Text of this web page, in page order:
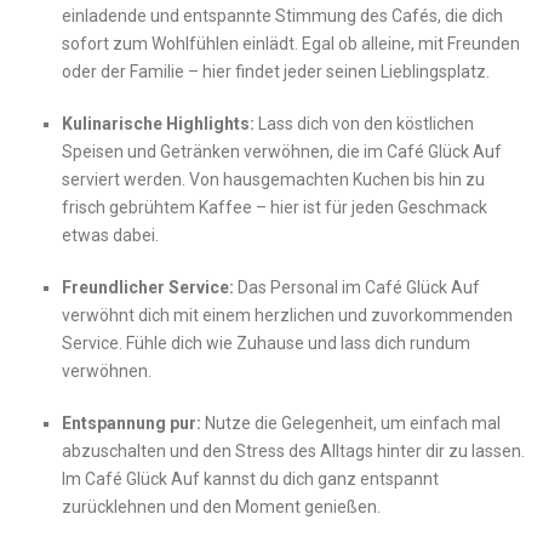
einladende und entspannte ‌Stimmung des Cafés, die dich
sofort zum Wohlfühlen ‍einlädt. Egal ‍ob alleine, mit Freunden
oder der Familie – hier findet jeder seinen Lieblingsplatz.
Kulinarische Highlights: Lass dich von den köstlichen
Speisen‌ und Getränken verwöhnen, die⁣ im Café Glück Auf
serviert werden. Von hausgemachten Kuchen bis hin zu
⁤frisch gebrühtem Kaffee – hier ist für jeden Geschmack
etwas dabei.
Freundlicher Service: Das Personal im Café ‍Glück Auf
verwöhnt dich mit einem herzlichen und zuvorkommenden
Service. ‌Fühle dich wie Zuhause und​ lass dich rundum
verwöhnen.
Entspannung pur: Nutze die Gelegenheit, um einfach mal⁣
abzuschalten und den Stress des Alltags​ hinter dir zu lassen.
Im Café Glück ⁤Auf kannst du⁣ dich ganz entspannt
zurücklehnen und den‍ Moment genießen.